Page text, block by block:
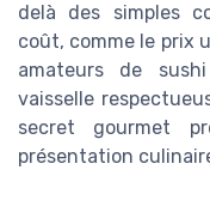
delà des simples
coût, comme le prix
amateurs de
vaisselle
secret gourmet
présentation